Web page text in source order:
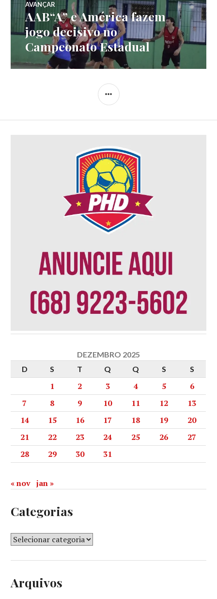
AVANÇAR
AAB“A” e América fazem
jogo decisivo no
Campeonato Estadual
DEZEMBRO 2025
D
S T Q Q S S
1 2 3 4 5
6
7
8 9 10 11 12
13
14
15 16 17 18 19
20
21
22 23 24 25 26
27
28
29 30 31
« nov jan »
Categorias
Arquivos